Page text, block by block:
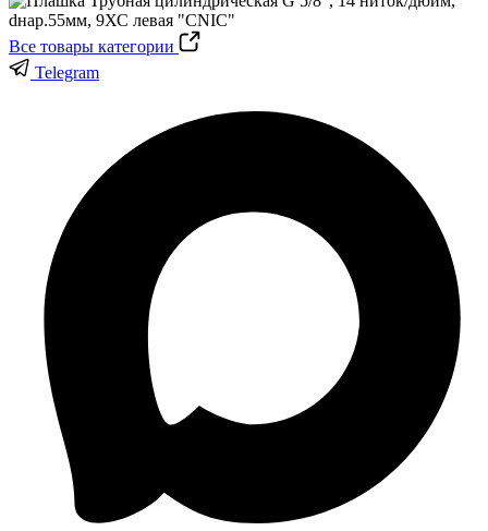
Все товары категории
Telegram